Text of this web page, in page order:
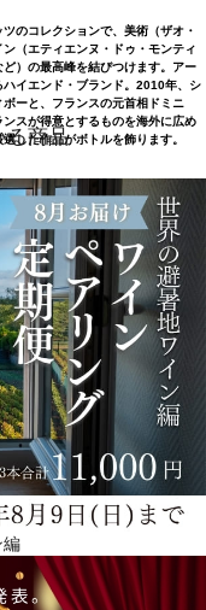
のコレクションで、美術（ザオ・
（エティエンヌ・ドゥ・モンティ
）の最高峰を結びつけます。アー
イエンド・ブランド。2010年、シ
ーと、フランスの元首相ドミニ
スが得意とするものを海外に広め
した作品がボトルを飾ります。
る商品
編